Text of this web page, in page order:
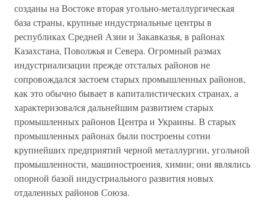
созданы на Востоке вторая угольно-металлургическая
база страны, крупные индустриальные центры в
республиках Средней Азии и Закавказья, в районах
Казахстана, Поволжья и Севера. Огромный размах
индустриализации прежде отсталых районов не
сопровождался застоем старых промышленных районов,
как это обычно бывает в капиталистических странах, а
характеризовался дальнейшим развитием старых
промышленных районов Центра и Украины. В старых
промышленных районах были построены сотни
крупнейших предприятий черной металлургии, угольной
промышленности, машиностроения, химии; они являлись
опорной базой индустриального развития новых
отдаленных районов Союза.